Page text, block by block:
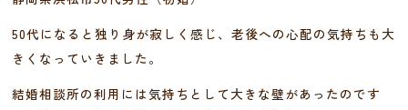
50代になると独り身が寂しく感じ、老後への心配の気持ちも大
きくなっていきました。
結婚相談所の利用には気持ちとして大きな壁があったのです